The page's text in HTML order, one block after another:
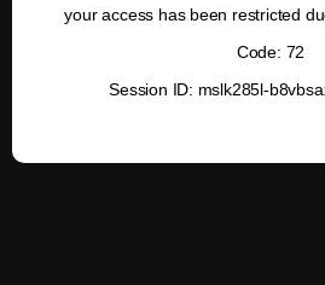
your access has been restricted
Code: 72
Session ID: mslk285l-